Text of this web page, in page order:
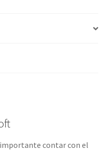
importante contar con el